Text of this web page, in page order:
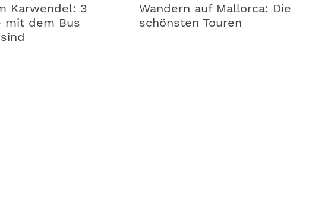
Karwendel: 3
mit dem Bus
Wandern auf Mallorca: Die
schönsten Touren